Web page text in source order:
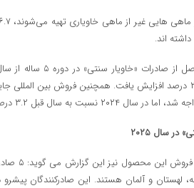
‌اند.
یافت، اما از سال ۲۰۲۴ تا ۲۰۲۵ به ۲۰.۷ درصد افزایش یافت. همچنین فروش
سال ۲۰۲۵
در بحث
لهستان و آلمان هستند. این صادرکنندگان